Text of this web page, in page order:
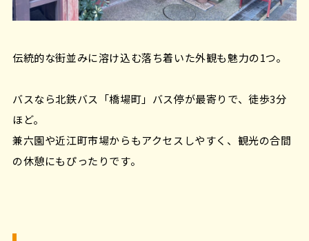
伝統的な街並みに溶け込む落ち着いた外観も魅力の1つ。
バスなら北鉄バス「橋場町」バス停が最寄りで、徒歩3分
ほど。
兼六園や近江町市場からもアクセスしやすく、観光の合間
の休憩にもぴったりです。